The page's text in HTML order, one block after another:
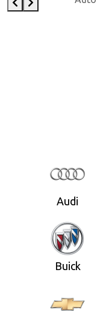
Audi
Buick